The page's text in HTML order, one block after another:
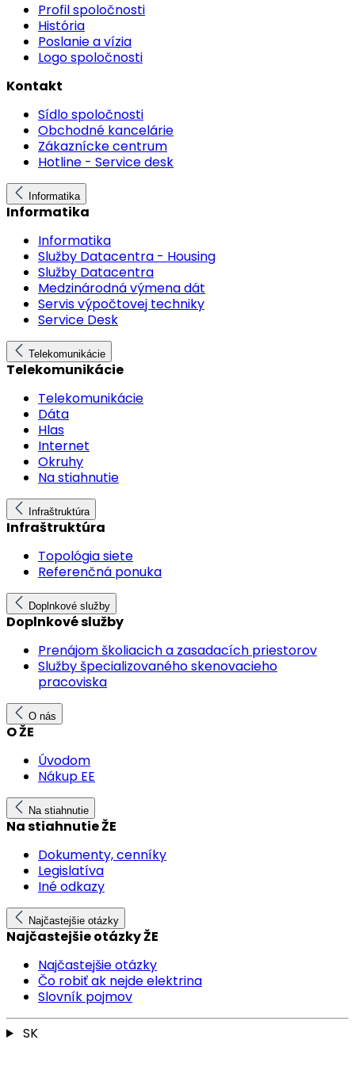
Profil spoločnosti
História
Poslanie a vízia
Logo spoločnosti
Kontakt
Sídlo spoločnosti
Obchodné kancelárie
Zákaznícke centrum
Hotline - Service desk
Informatika
Informatika
Informatika
Služby Datacentra - Housing
Služby Datacentra
Medzinárodná výmena dát
Servis výpočtovej techniky
Service Desk
Telekomunikácie
Telekomunikácie
Telekomunikácie
Dáta
Hlas
Internet
Okruhy
Na stiahnutie
Infraštruktúra
Infraštruktúra
Topológia siete
Referenčná ponuka
Doplnkové služby
Doplnkové služby
Prenájom školiacich a zasadacích priestorov
Služby špecializovaného skenovacieho
pracoviska
O nás
O ŽE
Úvodom
Nákup EE
Na stiahnutie
Na stiahnutie ŽE
Dokumenty, cenníky
Legislatíva
Iné odkazy
Najčastejšie otázky
Najčastejšie otázky ŽE
Najčastejšie otázky
Čo robiť ak nejde elektrina
Slovník pojmov
SK